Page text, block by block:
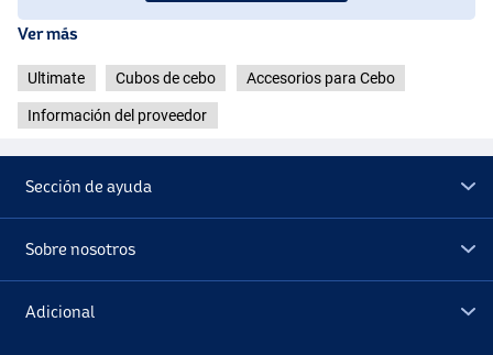
Ver más
Ultimate Cubos de cebo Accesorios para Cebo
Información del proveedor
Sección de ayuda
Sobre nosotros
Adicional